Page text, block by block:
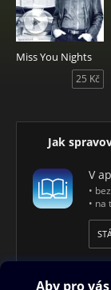
Miss You Nights
25 Kč
Jak
V
•
•